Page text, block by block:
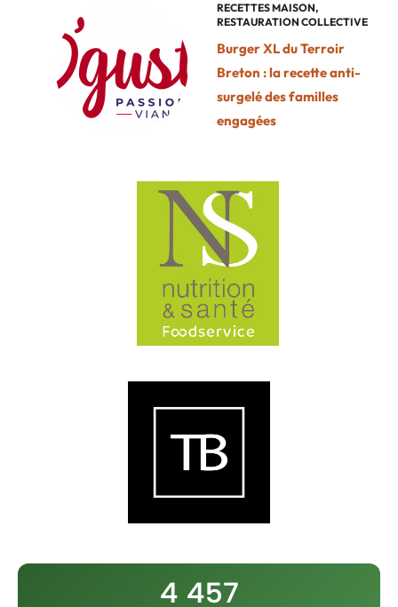
RECETTES MAISON,
RESTAURATION COLLECTIVE
Burger XL du Terroir
Breton : la recette anti-
surgelé des familles
engagées
4 457